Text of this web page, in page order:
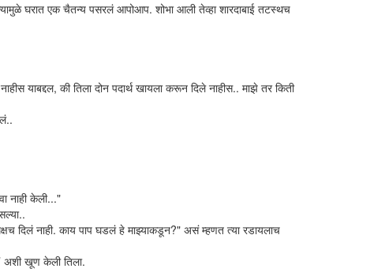
घरात एक चैतन्य पसरलं आपोआप. शोभा आली तेव्हा शारदाबाई तटस्थच
याबद्दल, की तिला दोन पदार्थ खायला करून दिले नाहीस.. माझे तर किती
नाही केली..."
दिलं नाही. काय पाप घडलं हे माझ्याकडून?" असं म्हणत त्या रडायलाच
अशी खूण केली तिला.